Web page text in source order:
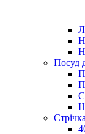
Посуд